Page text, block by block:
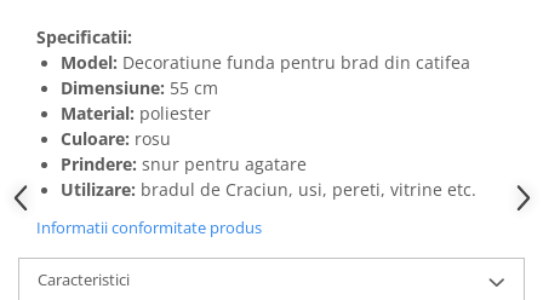
Specificatii:
Model: Decoratiune funda pentru brad din catifea
Dimensiune: 55 cm
Material: poliester
Culoare: rosu
Prindere: snur pentru agatare
Utilizare: bradul de Craciun, usi, pereti, vitrine etc.
Informatii conformitate produs
Caracteristici